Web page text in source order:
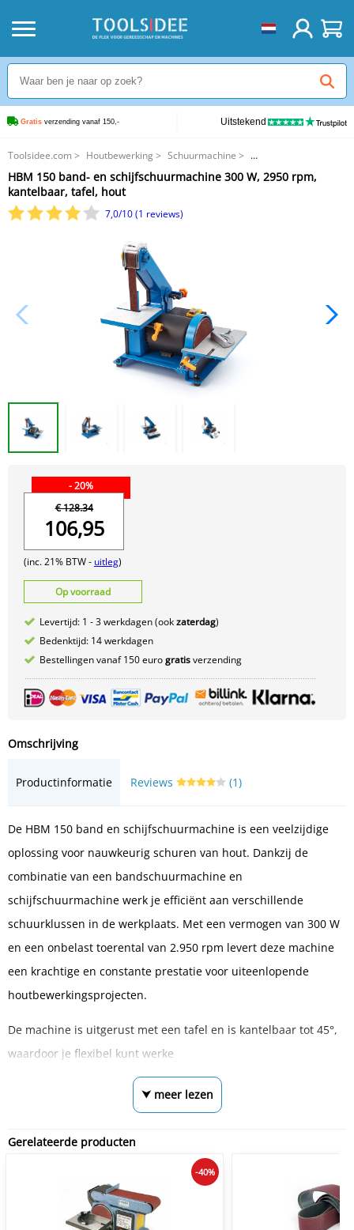
Gratis verzending vanaf 150,- Uitstekend
Toolsidee.com > Houtbewerking > Schuurmachine >
HBM 150 band- en schijfschuurmachine 300 W, 2950 rpm, kantelbaar, tafel,
hout
HBM 150 band- en schijfschuurmachine 300 W, 2950 rpm,
kantelbaar, tafel, hout
7,0/10 (1 reviews)
- 20%
€ 128.34
106,95
(inc. 21% BTW - uitleg)
Op voorraad
Levertijd: 1 - 3 werkdagen (ookzaterdag)
Bedenktijd: 14 werkdagen
Bestellingen vanaf 150 eurogratisverzending
Omschrijving
Productinformatie Reviews (1)
De HBM 150 band en schijfschuurmachine is een veelzijdige
oplossing voor nauwkeurig schuren van hout. Dankzij de
combinatie van een bandschuurmachine en
schijfschuurmachine werk je efficiënt aan verschillende
schuurklussen in de werkplaats. Met een vermogen van 300 W
en een onbelast toerental van 2.950 rpm levert deze machine
een krachtige en constante prestatie voor uiteenlopende
houtbewerkingsprojecten.
De machine is uitgerust met een tafel en is kantelbaar tot 45°,
waardoor je flexibel kunt werke
⮟ meer lezen
Gerelateerde producten
-40%